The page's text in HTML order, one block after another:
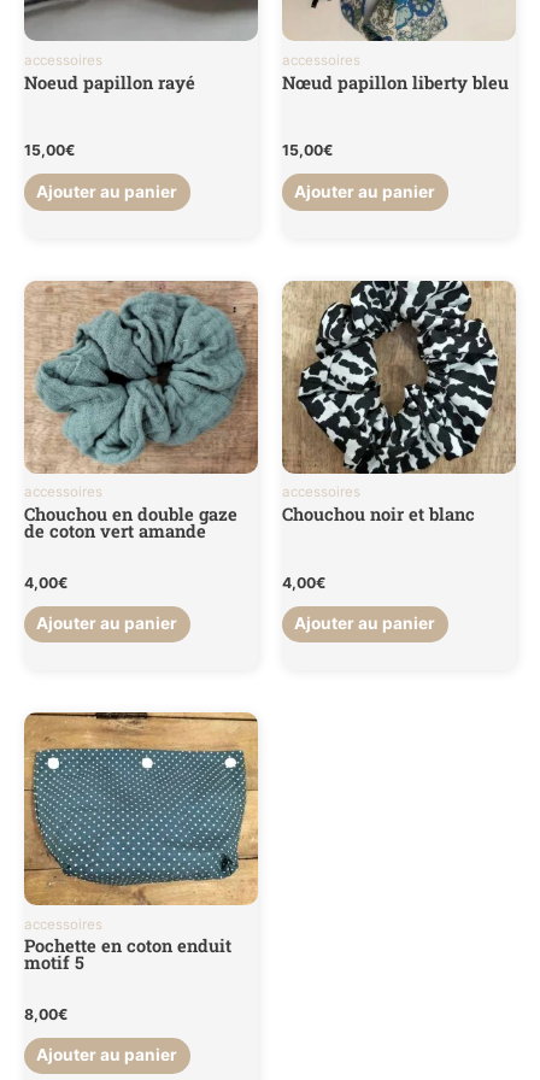
accessoires
Noeud papillon rayé
15,00€
Ajouter au panier
accessoires
Nœud papillon liberty bleu
15,00€
Ajouter au panier
accessoires
Chouchou en double gaze
de coton vert amande
4,00€
Ajouter au panier
accessoires
Chouchou noir et blanc
4,00€
Ajouter au panier
accessoires
Pochette en coton enduit
motif 5
8,00€
Ajouter au panier